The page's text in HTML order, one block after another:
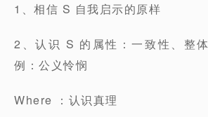
1、相信 S 自我启示的原样
2、认识 S 的属性：一致性、整体
例：公义怜悯
Where ：认识真理